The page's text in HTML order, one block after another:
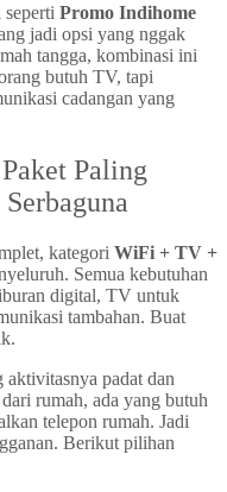
Promo Indihome
jadi opsi yang nggak
tangga, kombinasi ini
butuh TV, tapi
cadangan yang
Paling
kategori WiFi + TV +
Semua kebutuhan
digital, TV untuk
tambahan. Buat
padat dan
rumah, ada yang butuh
telepon rumah. Jadi
Berikut pilihan